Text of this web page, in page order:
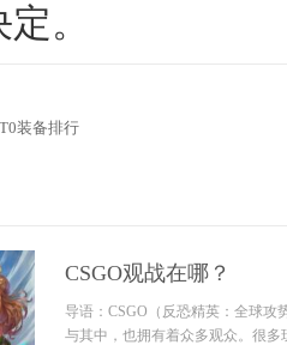
。
装备排行
CSGO观战在哪？
导语：CSGO（反恐精英：全球攻
与其中，也拥有着众多观众。很